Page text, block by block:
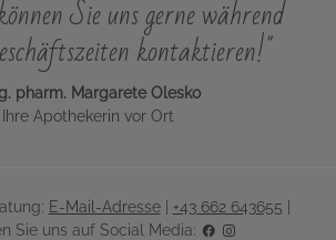
Sie uns gerne während
kontaktieren!"
pharm. Margarete Olesko
Ihre Apothekerin vor Ort
E-Mail-Adresse| +43 662 643655
Sie uns auf Social Media: